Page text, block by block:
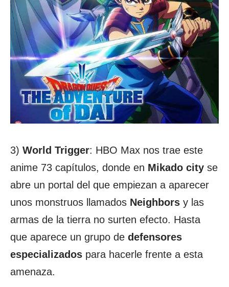
3) World Trigger: HBO Max nos trae este
anime 73 capítulos, donde en Mikado city se
abre un portal del que empiezan a aparecer
unos monstruos llamados Neighbors y las
armas de la tierra no surten efecto. Hasta
que aparece un grupo de defensores
especializados para hacerle frente a esta
amenaza.